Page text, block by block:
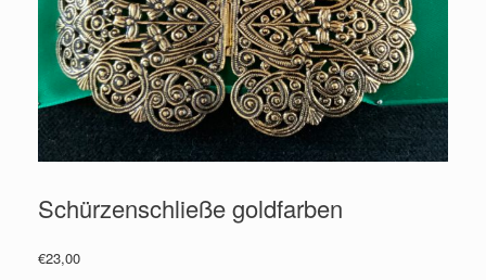
Schürzenschließe goldfarben
€23,00